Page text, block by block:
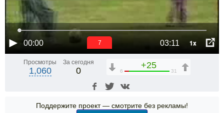
00:00 03:11 1x
6
Просмотры
1,060
За сегодня
0
+25
6 31
Поддержите проект — смотрите без рекламы!